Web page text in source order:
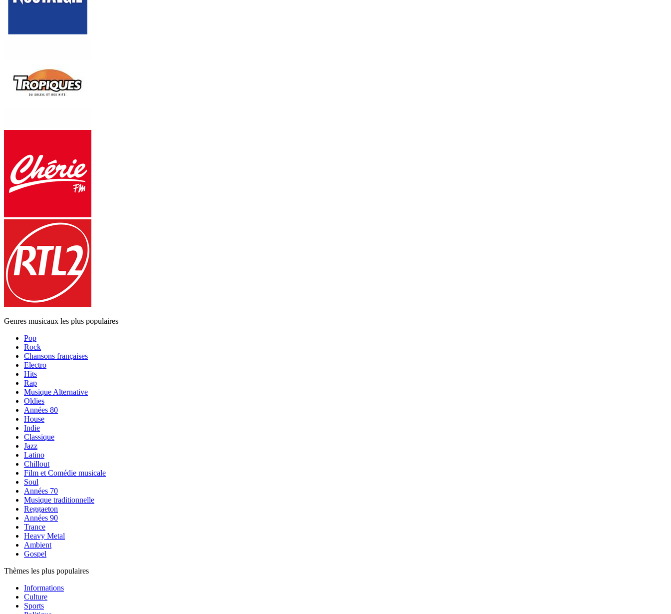
Genres musicaux les plus populaires
Pop
Rock
Chansons françaises
Electro
Hits
Rap
Musique Alternative
Oldies
Années 80
House
Indie
Classique
Jazz
Latino
Chillout
Film et Comédie musicale
Soul
Années 70
Musique traditionnelle
Reggaeton
Années 90
Trance
Heavy Metal
Ambient
Gospel
Thèmes les plus populaires
Informations
Culture
Sports